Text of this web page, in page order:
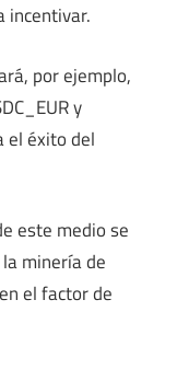
incentivar.
por ejemplo,
y
el éxito del
este medio se
minería de
el factor de